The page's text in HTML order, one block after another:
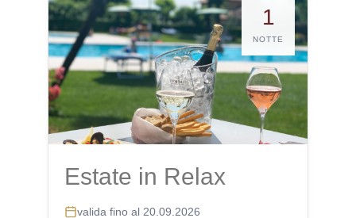
1
NOTTE
Estate in Relax
valida fino al 20.09.2026